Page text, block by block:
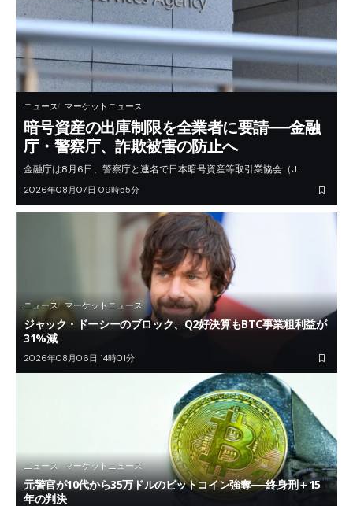
ニュース マーケットニュース
暗号資産の出庫制限を全業者に要請──金融
庁・警察庁、詐欺被害の防止へ
金融庁は8月6日、警察庁と連名で日本暗号資産等取引業協会（J…
2026年08月07日 09時55分
ニュース マーケットニュース
ジャック・ドーシーのブロック、Q2好決算もBTC事業粗利益が
31%減
2026年08月06日 14時01分
ニュース マーケットニュース
元警官が10代から35万ドルのビットコイン強奪──終身刑＋15
年の判決